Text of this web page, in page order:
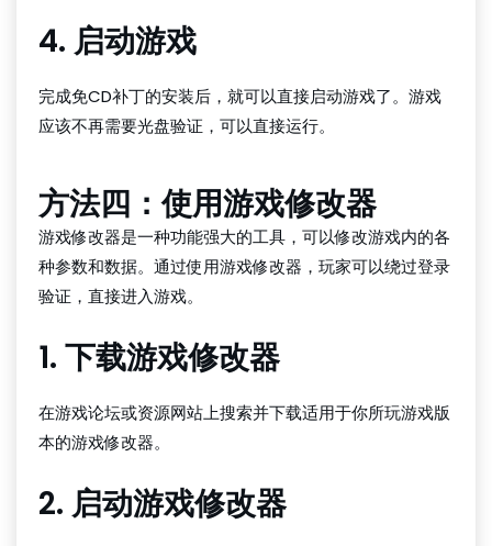
4. 启动游戏
完成免CD补丁的安装后，就可以直接启动游戏了。游戏
应该不再需要光盘验证，可以直接运行。
方法四：使用游戏修改器
游戏修改器是一种功能强大的工具，可以修改游戏内的各
种参数和数据。通过使用游戏修改器，玩家可以绕过登录
验证，直接进入游戏。
1. 下载游戏修改器
在游戏论坛或资源网站上搜索并下载适用于你所玩游戏版
本的游戏修改器。
2. 启动游戏修改器